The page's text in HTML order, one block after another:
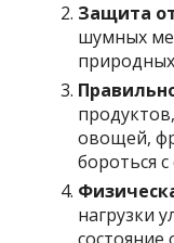
Защита
шумных
овощей,
бороться
нагрузки